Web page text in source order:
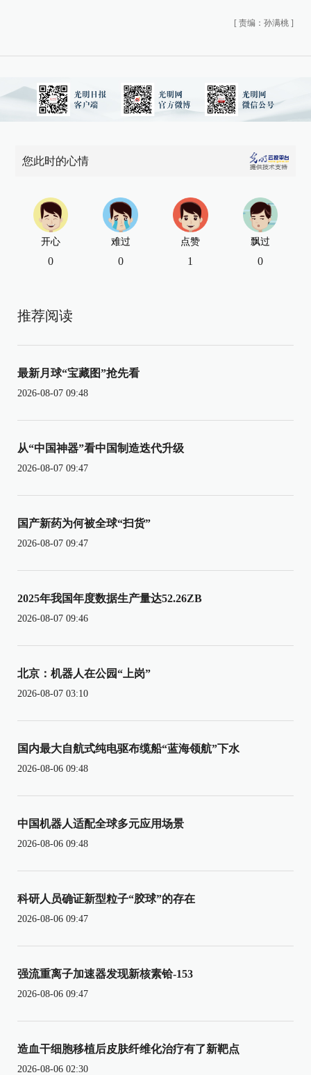
[ 责编：孙满桃 ]
您此时的心情
开心
0
难过
0
点赞
1
飘过
0
推荐阅读
最新月球“宝藏图”抢先看
2026-08-07 09:48
从“中国神器”看中国制造迭代升级
2026-08-07 09:47
国产新药为何被全球“扫货”
2026-08-07 09:47
2025年我国年度数据生产量达52.26ZB
2026-08-07 09:46
北京：机器人在公园“上岗”
2026-08-07 03:10
国内最大自航式纯电驱布缆船“蓝海领航”下水
2026-08-06 09:48
中国机器人适配全球多元应用场景
2026-08-06 09:48
科研人员确证新型粒子“胶球”的存在
2026-08-06 09:47
强流重离子加速器发现新核素铪-153
2026-08-06 09:47
造血干细胞移植后皮肤纤维化治疗有了新靶点
2026-08-06 02:30